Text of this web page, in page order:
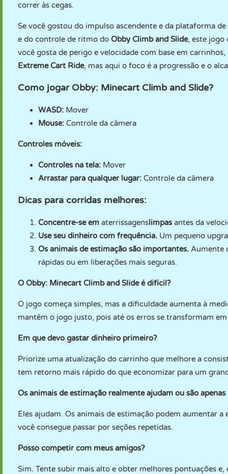
correr às cegas.
Se você gostou do impulso ascendente e da plataforma
e do controle de ritmo do Obby Climb and Slide, este jogo
você gosta de perigo e velocidade com base em
Extreme Cart Ride, mas aqui o foco é a progressão e o
Como jogar Obby: Minecart Climb and Slide?
WASD: Mover
Mouse: Controle da câmera
Controles móveis:
Controles na tela: Mover
Arrastar para qualquer lugar: Controle da câmera
Dicas para corridas melhores:
Concentre-se em aterrissagenslimpasantes da
Use seu dinheiro com frequência. Um pequeno
Os animais de estimação são importantes. Aumente
rápidas ou em liberações mais seguras.
O Obby: Minecart Climb and Slide é difícil?
O jogo começa simples, mas a dificuldade aumenta à
mantêm o jogo justo, pois até os erros se transformam
Em que devo gastar dinheiro primeiro?
Priorize uma atualização do carrinho que melhore a
tem retorno mais rápido do que economizar para um
Os animais de estimação realmente ajudam ou são
Eles ajudam. Os animais de estimação podem aumentar
você consegue passar por seções repetidas.
Posso competir com meus amigos?
Sim. Tente subir mais alto e obter melhores pontuações